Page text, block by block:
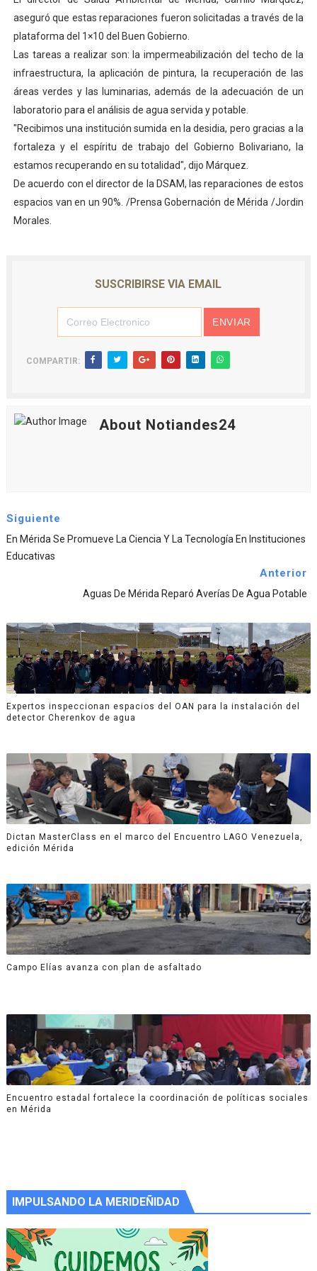
El Lactario del Iahula celebra la Semana Mundial de la
Plan Vacacional "Venezuela Ríe 2026" brinda
Iniciación al yoga reúne a diversos clubes deportivos
Mincomunas impulsa el autogobierno en Mérida con
Expertos inspeccionan espacios del OAN para la
aseguró que estas reparaciones fueron solicitadas a través de la
plataforma del 1×10 del Buen Gobierno.
Las tareas a realizar son: la impermeabilización del techo de la
infraestructura, la aplicación de pintura, la recuperación de las
áreas verdes y las luminarias, además de la adecuación de un
laboratorio para el análisis de agua servida y potable.
"Recibimos una institución sumida en la desidia, pero gracias a la
fortaleza y el espíritu de trabajo del Gobierno Bolivariano, la
estamos recuperando en su totalidad", dijo Márquez.
De acuerdo con el director de la DSAM, las reparaciones de estos
espacios van en un 90%. /Prensa Gobernación de Mérida /Jordin
Morales.
SUSCRIBIRSE VIA EMAIL
COMPARTIR:
About Notiandes24
Siguiente
En Mérida Se Promueve La Ciencia Y La Tecnología En Instituciones
Educativas
Anterior
Aguas De Mérida Reparó Averías De Agua Potable
Expertos inspeccionan espacios del OAN para la instalación del
detector Cherenkov de agua
Dictan MasterClass en el marco del Encuentro LAGO Venezuela,
edición Mérida
Campo Elías avanza con plan de asfaltado
Encuentro estadal fortalece la coordinación de políticas sociales
en Mérida
IMPULSANDO LA MERIDEÑIDAD